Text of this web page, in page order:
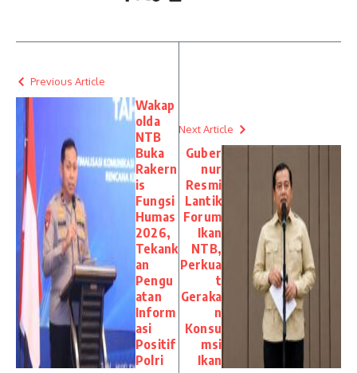
Previous Article
Wakap
olda
NTB
Buka
Rakern
is
Fungsi
Humas
2026,
Tekank
an
Pengu
atan
Inform
asi
Positif
Polri
Next Article
Guber
nur
Resmi
Lantik
Forum
Ikan
NTB,
Perkua
t
Geraka
n
Konsu
msi
Ikan